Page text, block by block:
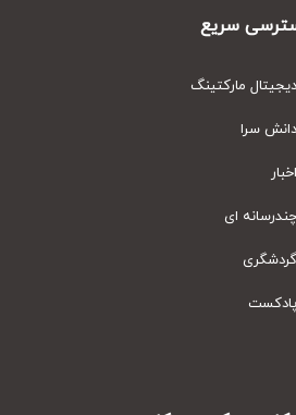
سریع
مارکتینگ
سرا
ای